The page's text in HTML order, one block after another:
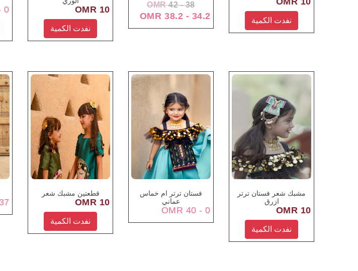
نفدت الكمية
38 - 42
OMR
34.2 - 38.2 OMR
10 OMR
نفدت الكمية
0 - 0 OMR
مشبك شعر فستان ترتر
ازرق
10 OMR
نفدت الكمية
فستان ترتر ام خماس
عماني
0 - 40 OMR
قطعتين مشبك شعر
10 OMR
نفدت الكمية
37 - 37 OMR